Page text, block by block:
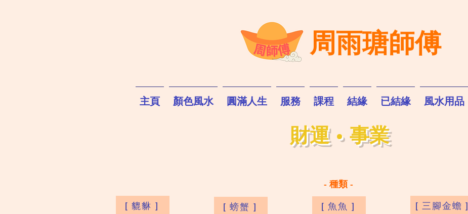
周雨瑭師傅
主頁 顏色風水 圓滿人生 服務 課程 結緣 已結緣 風水用品
財運 · 事業
- 種類 -
[ 貔貅 ]
[ 螃蟹 ] [ 魚魚 ] [ 三腳金蟾 ]